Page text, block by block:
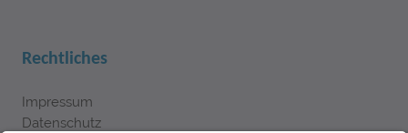
Rechtliches
Impressum
Datenschutz